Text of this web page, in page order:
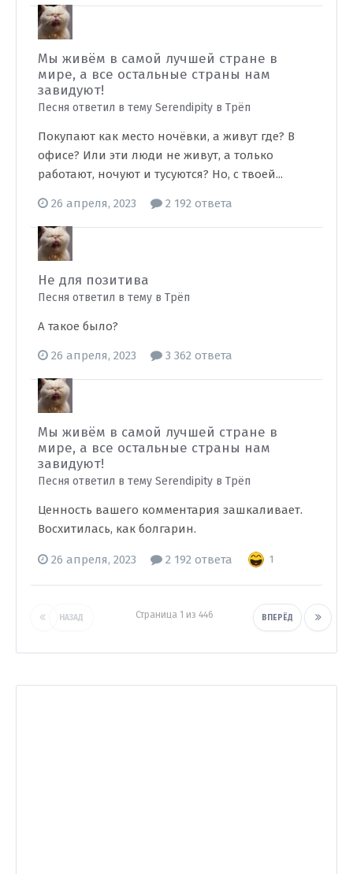
Мы живём в самой лучшей стране в
мире, а все остальные страны нам
завидуют!
Песня ответил в тему Serendipity в Трёп
Покупают как место ночёвки, а живут где? В
офисе? Или эти люди не живут, а только
работают, ночуют и тусуются? Но, с твоей...
26 апреля, 2023 2 192 ответа
Не для позитива
Песня ответил в тему в Трёп
А такое было?
26 апреля, 2023 3 362 ответа
Мы живём в самой лучшей стране в
мире, а все остальные страны нам
завидуют!
Песня ответил в тему Serendipity в Трёп
Ценность вашего комментария зашкаливает.
Восхитилась, как болгарин.
26 апреля, 2023 2 192 ответа 1
НАЗАД ВПЕРЁД
Страница 1 из 446